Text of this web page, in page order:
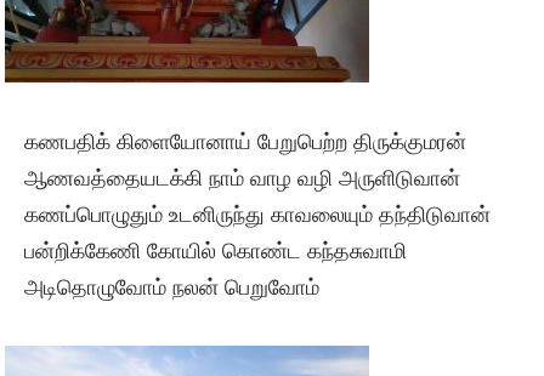
கணபதிக் கிளையோனாய் பேறுபெற்ற திருக்குமரன்
ஆணவத்தையடக்கி நாம் வாழ வழி அருளிடுவான்
கணப்பொழுதும் உடனிருந்து காவலையும் தந்திடுவான்
பன்றிக்கேணி கோயில் கொண்ட கந்தசுவாமி
அடிதொழுவோம் நலன் பெறுவோம்